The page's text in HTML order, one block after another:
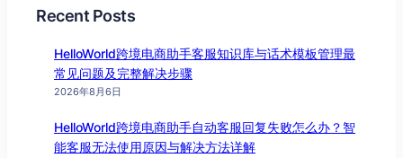
Recent Posts
HelloWorld跨境电商助手客服知识库与话术模板管理最
常见问题及完整解决步骤
2026年8月6日
HelloWorld跨境电商助手自动客服回复失败怎么办？智
能客服无法使用原因与解决方法详解